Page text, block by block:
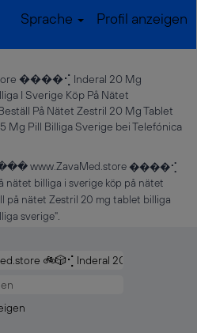
Sprache Profil anzeigen
����⢊ Inderal 20 Mg
I Sverige Köp På Nätet
På Nätet Zestril 20 Mg Tablet
Mg Pill Billiga Sverige bei Telefónica
www.ZavaMed.store ����⢊
nätet billiga i sverige köp på nätet
på nätet Zestril 20 mg tablet billiga
sverige".